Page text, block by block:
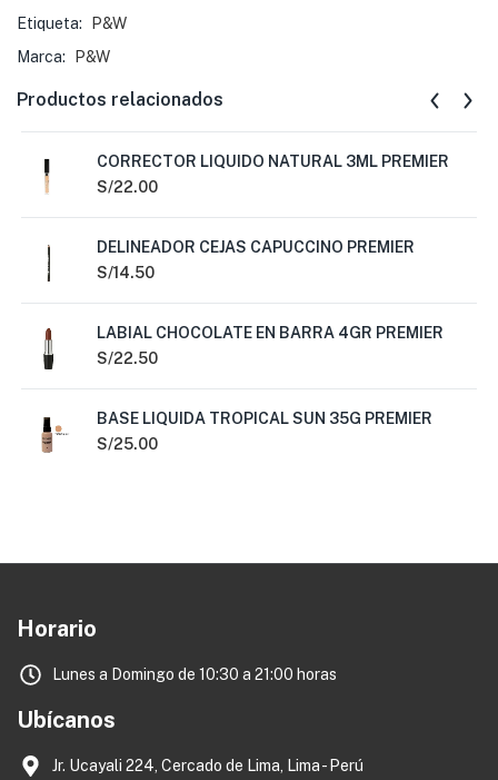
Etiqueta:
P&W
Marca:
P&W
Productos relacionados
CORRECTOR LIQUIDO NATURAL 3ML PREMIER
S/22.00
DELINEADOR CEJAS CAPUCCINO PREMIER
S/14.50
LABIAL CHOCOLATE EN BARRA 4GR PREMIER
S/22.50
BASE LIQUIDA TROPICAL SUN 35G PREMIER
S/25.00
Horario
Lunes a Domingo de 10:30 a 21:00 horas
Ubícanos
Jr. Ucayali 224, Cercado de Lima, Lima - Perú